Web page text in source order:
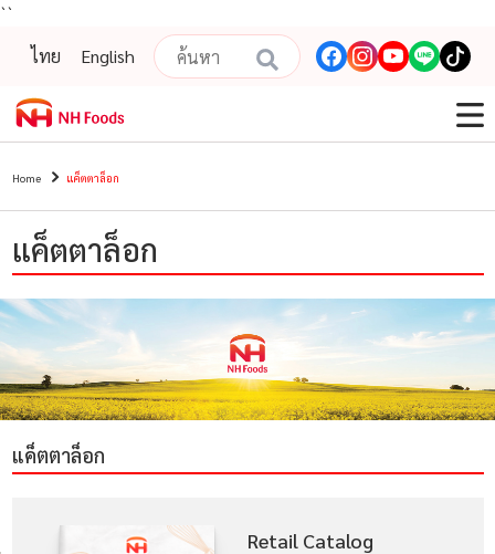
``
ไทย
English
Home แค็ตตาล็อก
แค็ตตาล็อก
แค็ตตาล็อก
Retail Catalog